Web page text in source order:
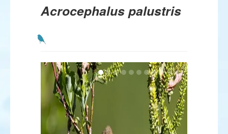
Acrocephalus palustris